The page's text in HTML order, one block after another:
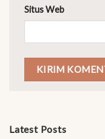
Situs Web
Latest Posts